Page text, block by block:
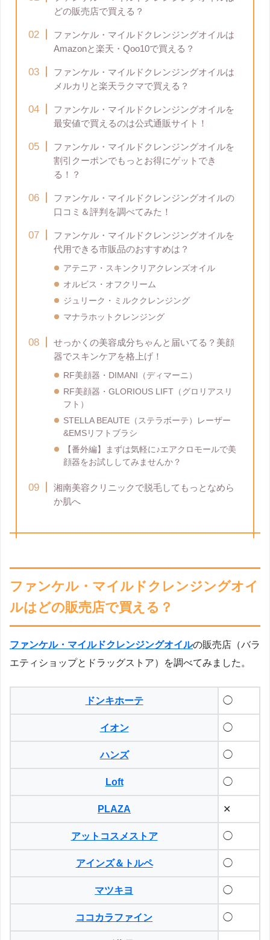
どの販売店で買える？
ファンケル・マイルドクレンジングオイルは
Amazonと楽天・Qoo10で買える？
ファンケル・マイルドクレンジングオイルは
メルカリと楽天ラクマで買える？
ファンケル・マイルドクレンジングオイルを
最安値で買えるのは公式通販サイト！
ファンケル・マイルドクレンジングオイルを
割引クーポンでもっとお得にゲットでき
る！？
ファンケル・マイルドクレンジングオイルの
口コミ＆評判を調べてみた！
ファンケル・マイルドクレンジングオイルを
代用できる市販品のおすすめは？
アテニア・スキンクリアクレンズオイル
オルビス・オフクリーム
ジュリーク・ミルククレンジング
マナラホットクレンジング
せっかくの美容成分ちゃんと届いてる？美顔
器でスキンケアを格上げ！
RF美顔器・DIMANI（ディマーニ）
RF美顔器・GLORIOUS LIFT（グロリアスリ
フト）
STELLA BEAUTE（ステラボーテ）レーザー
&EMSリフトブラシ
【番外編】まずは気軽に♪エアクロモールで美
顔器をお試ししてみませんか？
湘南美容クリニックで脱毛してもっとなめら
か肌へ
ファンケル・マイルドクレンジングオイ
ルはどの販売店で買える？
ファンケル・マイルドクレンジングオイルの販売店（バラ
エティショップとドラッグストア）を調べてみました。
ドンキホーテ ◯
イオン ◯
ハンズ ◯
Loft ◯
PLAZA ✕
アットコスメストア ◯
アインズ＆トルペ ◯
マツキヨ ◯
ココカラファイン ◯